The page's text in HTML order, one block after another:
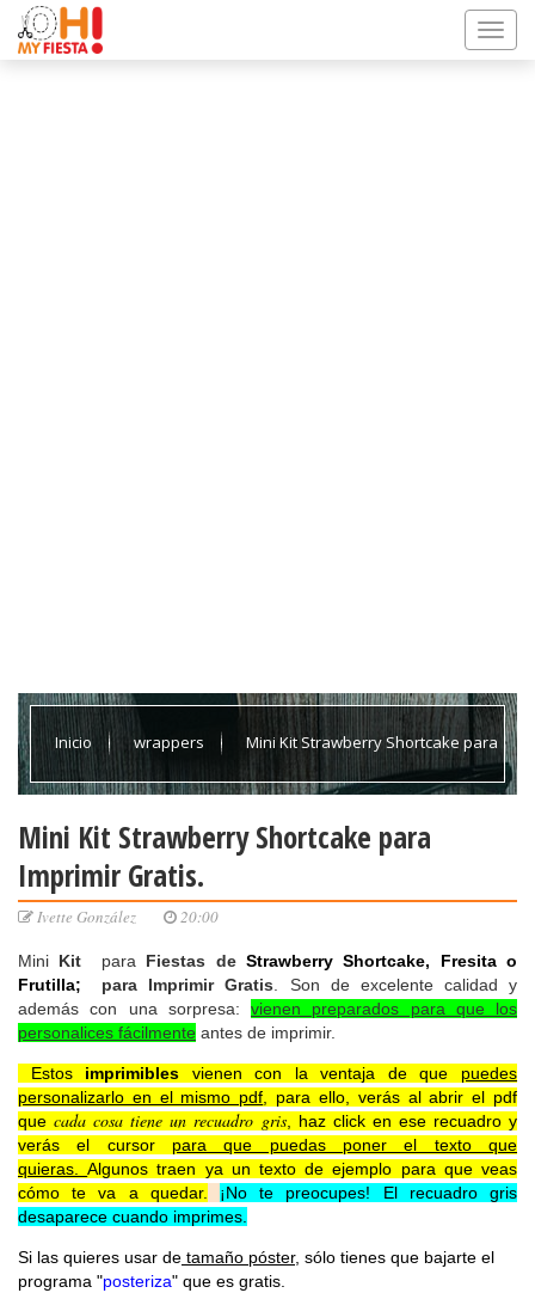
Inicio wrappers Mini Kit Strawberry Shortcake para
Mini Kit Strawberry Shortcake para
Imprimir Gratis.
Ivette González 20:00
Mini Kit para Fiestas deStrawberry Shortcake, Fresita o
Frutilla;
para Imprimir Gratis . Son de excelente calidad y
además con una sorpresa: vienen preparados para que los
personalices fácilmente antes de imprimir.
Estos imprimibles vienen con la ventaja de que puedes
personalizarlo en el mismo pdf , para ello, verás al abrir el pdf
quecada cosa tiene un recuadro gris, haz click en ese recuadro y
verás el cursor para que puedas poner el texto que
quieras.Algunos traen ya un texto de ejemplo para que veas
cómo te va a quedar.
¡No te preocupes! El recuadro gris
desaparece cuando imprimes.
Si las quieres usar de tamaño póster, sólo tienes que bajarte el
programa "posteriza" que es gratis